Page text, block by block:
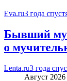
Eva.ru3 года
Бывший
о
Lenta.ru3 года
Август 2026